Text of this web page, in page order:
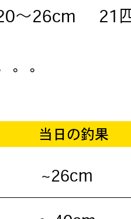
〜26cm 21
。。
当日の釣果
~26cm